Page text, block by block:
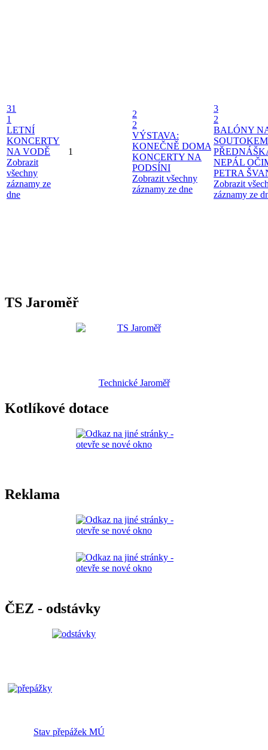
31
1
LETNÍ
KONCERTY
NA VODĚ
Zobrazit
všechny
záznamy ze
dne
1
2
2
VÝSTAVA:
KONEČNĚ DOMA
KONCERTY NA
PODSÍNI
Zobrazit všechny
záznamy ze dne
3
2
BALÓNY
SOUTOKEM
NEPÁL
PETRA
Zobrazit
záznamy ze
TS Jaroměř
Technické Jaroměř
Kotlíkové dotace
Reklama
ČEZ - odstávky
Stav přepážek MÚ